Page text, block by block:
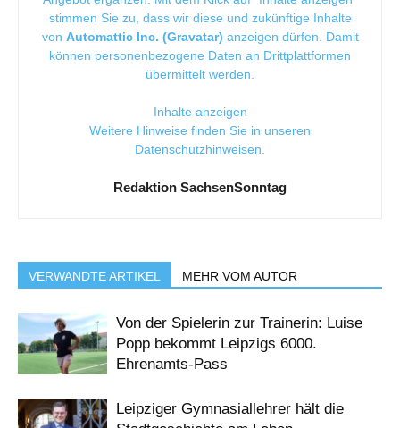
stimmen Sie zu, dass wir diese und zukünftige Inhalte
von Automattic Inc. (Gravatar) anzeigen dürfen. Damit
können personenbezogene Daten an Drittplattformen
übermittelt werden.
Inhalte anzeigen
Weitere Hinweise finden Sie in unseren
Datenschutzhinweisen.
Redaktion SachsenSonntag
VERWANDTE ARTIKEL MEHR VOM AUTOR
Von der Spielerin zur Trainerin: Luise
Popp bekommt Leipzigs 6000.
Ehrenamts-Pass
Leipziger Gymnasiallehrer hält die